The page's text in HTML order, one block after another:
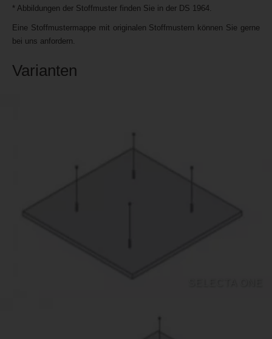
* Abbildungen der Stoffmuster finden Sie in der DS 1964.
Eine Stoffmustermappe mit originalen Stoffmustern können Sie gerne
bei uns anfordern.
Varianten